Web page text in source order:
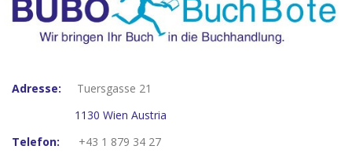
Adresse:
Tuersgasse 21
1130 Wien Austria
Telefon:
+43 1 879 34 27